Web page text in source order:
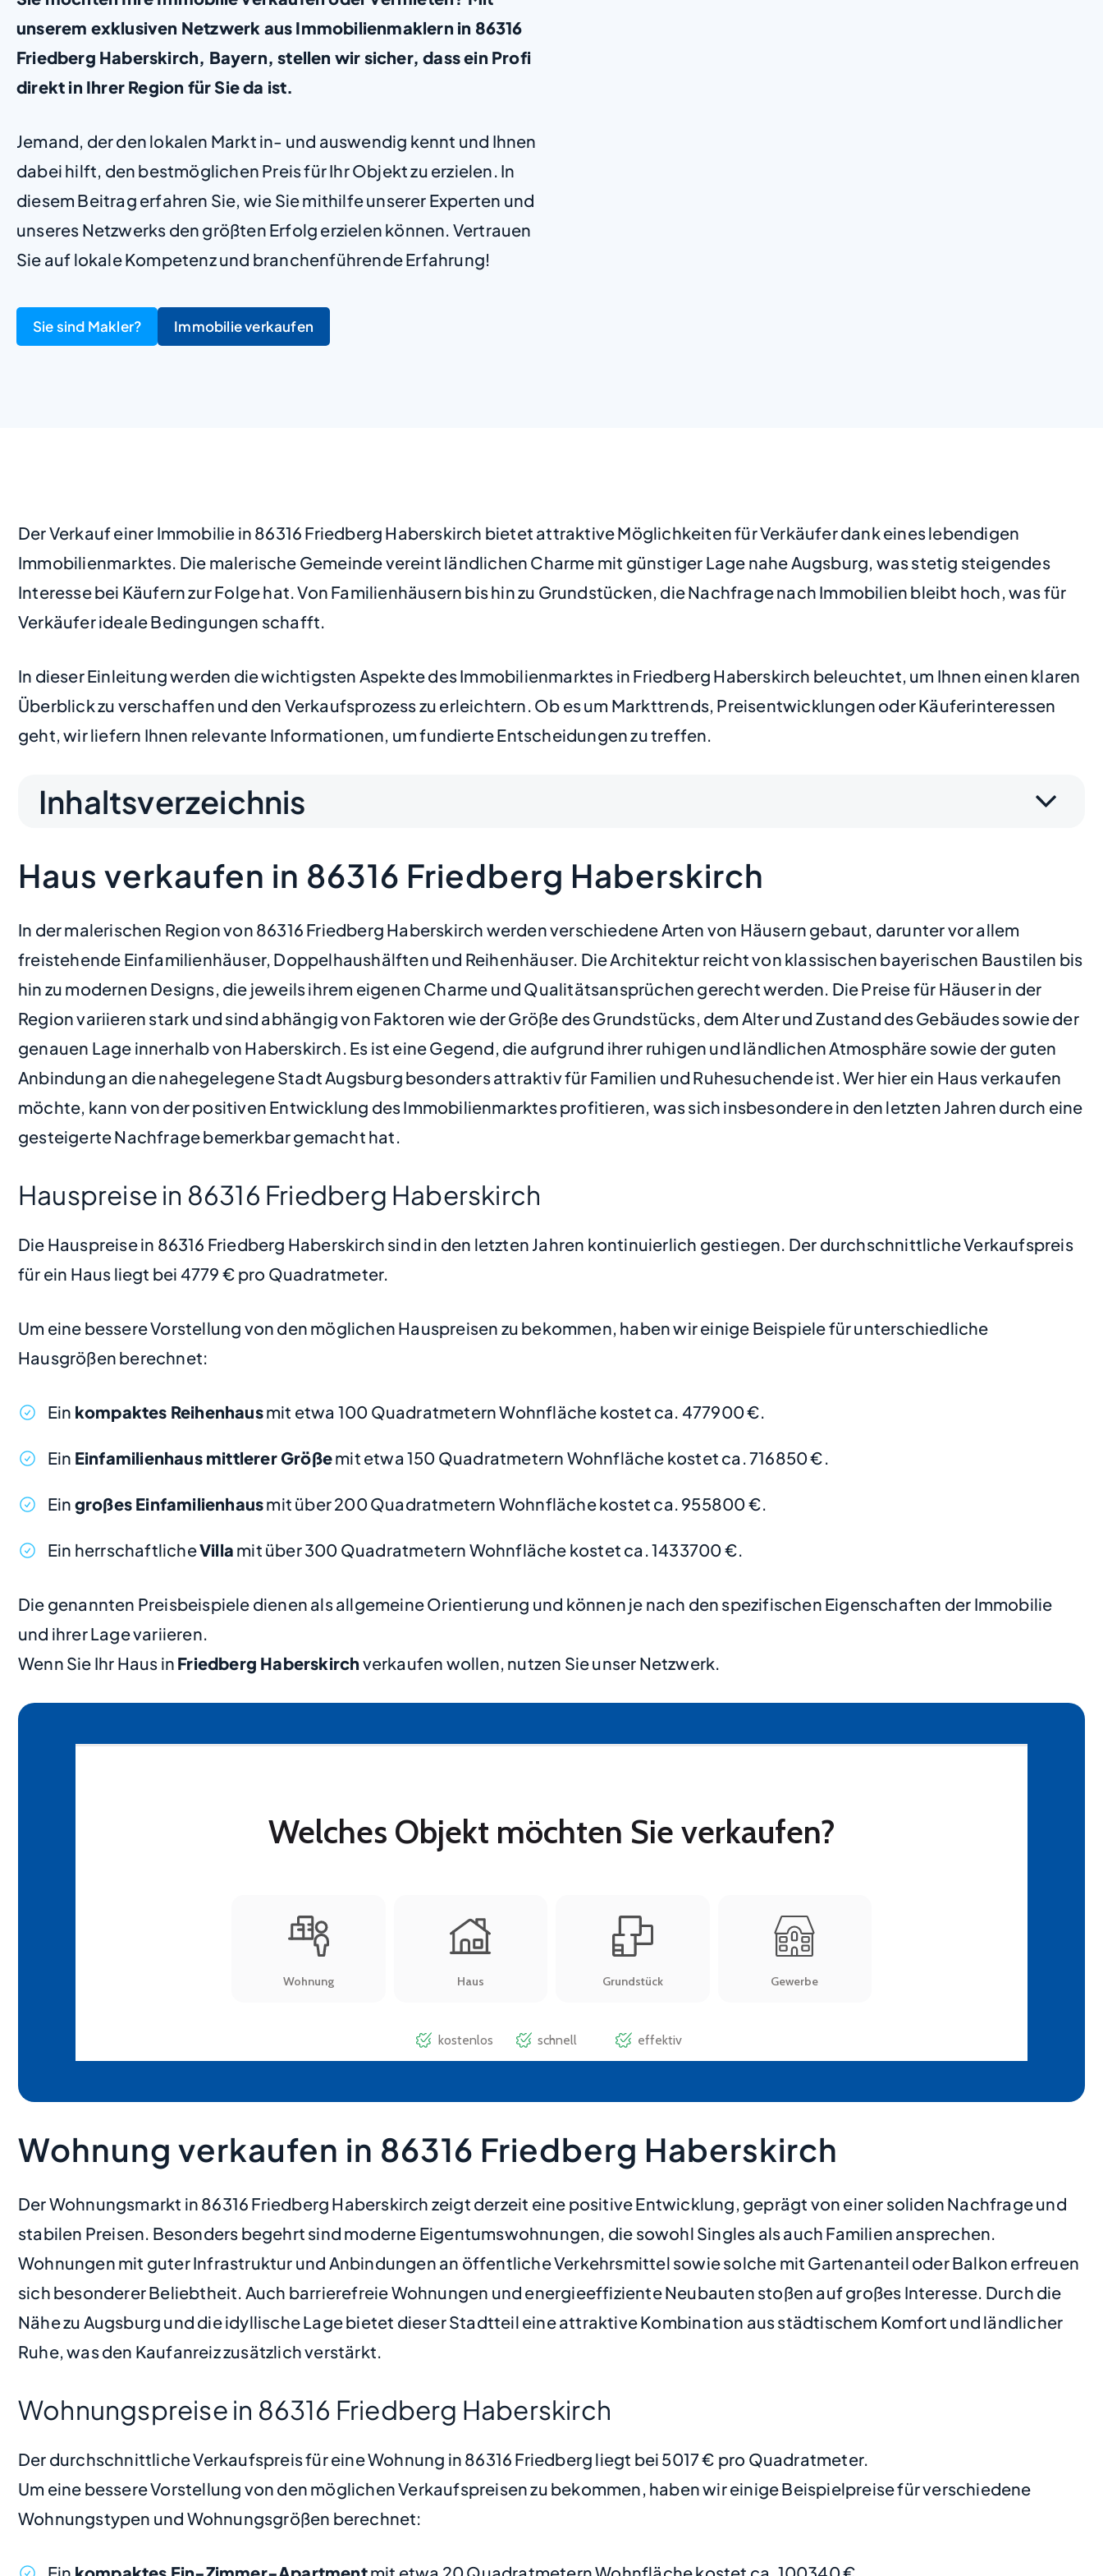
unserem exklusiven Netzwerk aus Immobilienmaklern in 86316
Friedberg Haberskirch, Bayern, stellen wir sicher, dass ein Profi
direkt in Ihrer Region für Sie da ist.
Jemand, der den lokalen Markt in- und auswendig kennt und Ihnen
dabei hilft, den bestmöglichen Preis für Ihr Objekt zu erzielen. In
diesem Beitrag erfahren Sie, wie Sie mithilfe unserer Experten und
unseres Netzwerks den größten Erfolg erzielen können. Vertrauen
Sie auf lokale Kompetenz und branchenführende Erfahrung!
Sie sind Makler? Immobilie verkaufen
Der Verkauf einer Immobilie in 86316 Friedberg Haberskirch bietet attraktive Möglichkeiten für Verkäufer dank eines lebendigen
Immobilienmarktes. Die malerische Gemeinde vereint ländlichen Charme mit günstiger Lage nahe Augsburg, was stetig steigendes
Interesse bei Käufern zur Folge hat. Von Familienhäusern bis hin zu Grundstücken, die Nachfrage nach Immobilien bleibt hoch, was für
Verkäufer ideale Bedingungen schafft.
In dieser Einleitung werden die wichtigsten Aspekte des Immobilienmarktes in Friedberg Haberskirch beleuchtet, um Ihnen einen klaren
Überblick zu verschaffen und den Verkaufsprozess zu erleichtern. Ob es um Markttrends, Preisentwicklungen oder Käuferinteressen
geht, wir liefern Ihnen relevante Informationen, um fundierte Entscheidungen zu treffen.
Inhaltsverzeichnis
Haus verkaufen in 86316 Friedberg Haberskirch
In der malerischen Region von 86316 Friedberg Haberskirch werden verschiedene Arten von Häusern gebaut, darunter vor allem
freistehende Einfamilienhäuser, Doppelhaushälften und Reihenhäuser. Die Architektur reicht von klassischen bayerischen Baustilen bis
hin zu modernen Designs, die jeweils ihrem eigenen Charme und Qualitätsansprüchen gerecht werden. Die Preise für Häuser in der
Region variieren stark und sind abhängig von Faktoren wie der Größe des Grundstücks, dem Alter und Zustand des Gebäudes sowie der
genauen Lage innerhalb von Haberskirch. Es ist eine Gegend, die aufgrund ihrer ruhigen und ländlichen Atmosphäre sowie der guten
Anbindung an die nahegelegene Stadt Augsburg besonders attraktiv für Familien und Ruhesuchende ist. Wer hier ein Haus verkaufen
möchte, kann von der positiven Entwicklung des Immobilienmarktes profitieren, was sich insbesondere in den letzten Jahren durch eine
gesteigerte Nachfrage bemerkbar gemacht hat.
Hauspreise in 86316 Friedberg Haberskirch
Die Hauspreise in 86316 Friedberg Haberskirch sind in den letzten Jahren kontinuierlich gestiegen. Der durchschnittliche Verkaufspreis
für ein Haus liegt bei 4779 € pro Quadratmeter.
Um eine bessere Vorstellung von den möglichen Hauspreisen zu bekommen, haben wir einige Beispiele für unterschiedliche
Hausgrößen berechnet:
Ein kompaktes Reihenhausmit etwa 100 Quadratmetern Wohnfläche kostet ca. 477900 €.
Ein Einfamilienhaus mittlerer Größemit etwa 150 Quadratmetern Wohnfläche kostet ca. 716850 €.
Ein großes Einfamilienhausmit über 200 Quadratmetern Wohnfläche kostet ca. 955800 €.
Ein herrschaftlicheVilla mit über 300 Quadratmetern Wohnfläche kostet ca. 1433700 €.
Die genannten Preisbeispiele dienen als allgemeine Orientierung und können je nach den spezifischen Eigenschaften der Immobilie
und ihrer Lage variieren.
Wenn Sie Ihr Haus in Friedberg Haberskirch verkaufen wollen, nutzen Sie unser Netzwerk.
Wohnung verkaufen in 86316 Friedberg Haberskirch
Der Wohnungsmarkt in 86316 Friedberg Haberskirch zeigt derzeit eine positive Entwicklung, geprägt von einer soliden Nachfrage und
stabilen Preisen. Besonders begehrt sind moderne Eigentumswohnungen, die sowohl Singles als auch Familien ansprechen.
Wohnungen mit guter Infrastruktur und Anbindungen an öffentliche Verkehrsmittel sowie solche mit Gartenanteil oder Balkon erfreuen
sich besonderer Beliebtheit. Auch barrierefreie Wohnungen und energieeffiziente Neubauten stoßen auf großes Interesse. Durch die
Nähe zu Augsburg und die idyllische Lage bietet dieser Stadtteil eine attraktive Kombination aus städtischem Komfort und ländlicher
Ruhe, was den Kaufanreiz zusätzlich verstärkt.
Wohnungspreise in 86316 Friedberg Haberskirch
Der durchschnittliche Verkaufspreis für eine Wohnung in 86316 Friedberg liegt bei 5017 € pro Quadratmeter.
Um eine bessere Vorstellung von den möglichen Verkaufspreisen zu bekommen, haben wir einige Beispielpreise für verschiedene
Wohnungstypen und Wohnungsgrößen berechnet: